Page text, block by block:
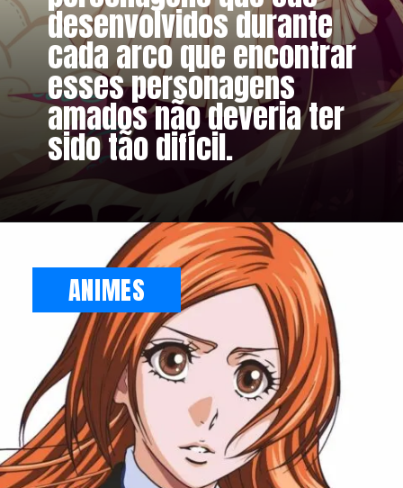
desenvolvidos durante
cada arco que encontrar
esses personagens
amados não deveria ter
sido tão difícil.
ANIMES